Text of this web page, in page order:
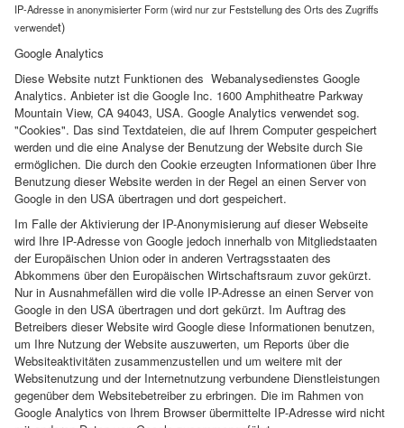
IP-Adresse in anonymisierter Form (wird nur zur Feststellung des Orts des Zugriffs
verwendet)
Google Analytics
Diese Website nutzt Funktionen des Webanalysedienstes Google
Analytics. Anbieter ist die Google Inc. 1600 Amphitheatre Parkway
Mountain View, CA 94043, USA. Google Analytics verwendet sog.
"Cookies". Das sind Textdateien, die auf Ihrem Computer gespeichert
werden und die eine Analyse der Benutzung der Website durch Sie
ermöglichen. Die durch den Cookie erzeugten Informationen über Ihre
Benutzung dieser Website werden in der Regel an einen Server von
Google in den USA übertragen und dort gespeichert.
Im Falle der Aktivierung der IP-Anonymisierung auf dieser Webseite
wird Ihre IP-Adresse von Google jedoch innerhalb von Mitgliedstaaten
der Europäischen Union oder in anderen Vertragsstaaten des
Abkommens über den Europäischen Wirtschaftsraum zuvor gekürzt.
Nur in Ausnahmefällen wird die volle IP-Adresse an einen Server von
Google in den USA übertragen und dort gekürzt. Im Auftrag des
Betreibers dieser Website wird Google diese Informationen benutzen,
um Ihre Nutzung der Website auszuwerten, um Reports über die
Websiteaktivitäten zusammenzustellen und um weitere mit der
Websitenutzung und der Internetnutzung verbundene Dienstleistungen
gegenüber dem Websitebetreiber zu erbringen. Die im Rahmen von
Google Analytics von Ihrem Browser übermittelte IP-Adresse wird nicht